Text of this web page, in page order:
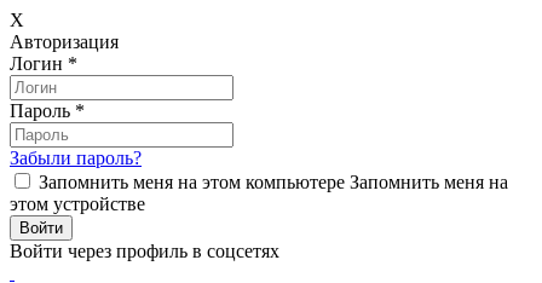
X
Авторизация
Логин *
Пароль *
Забыли пароль?
Запомнить меня на этом компьютере Запомнить меня на
этом устройстве
Войти через профиль в соцсетях